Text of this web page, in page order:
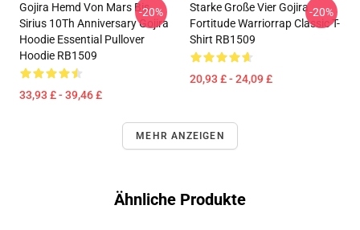
Gojira Hemd Von Mars Bis
Sirius 10Th Anniversary Gojira
Hoodie Essential Pullover
Hoodie RB1509
33,93 £ - 39,46 £
-20%
Starke Große Vier Gojira
Fortitude Warriorrap Classic T-
Shirt RB1509
20,93 £ - 24,09 £
-20%
MEHR ANZEIGEN
Ähnliche Produkte